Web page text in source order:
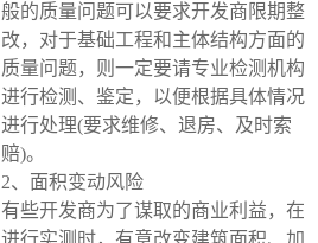
般的质量问题可以要求开发商限期整
改，对于基础工程和主体结构方面的
质量问题，则一定要请专业检测机构
进行检测、鉴定，以便根据具体情况
进行处理(要求维修、退房、及时索
赔)。
2、面积变动风险
有些开发商为了谋取的商业利益，在
进行实测时，有意改变建筑面积、加